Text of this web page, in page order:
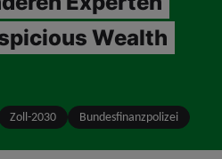
Wealth
Zoll-2030 Bundesfinanzpolizei